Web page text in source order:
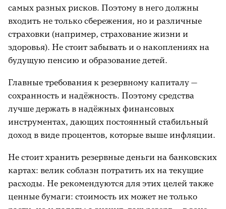
самых разных рисков. Поэтому в него должны
входить не только сбережения, но и различные
страховки (например, страхование жизни и
здоровья). Не стоит забывать и о накоплениях на
будущую пенсию и образование детей.
Главные требования к резервному капиталу —
сохранность и надёжность. Поэтому средства
лучше держать в надёжных финансовых
инструментах, дающих постоянный стабильный
доход в виде процентов, которые выше инфляции.
Не стоит хранить резервные деньги на банковских
картах: велик соблазн потратить их на текущие
расходы. Не рекомендуются для этих целей также
ценные бумаги: стоимость их может не только